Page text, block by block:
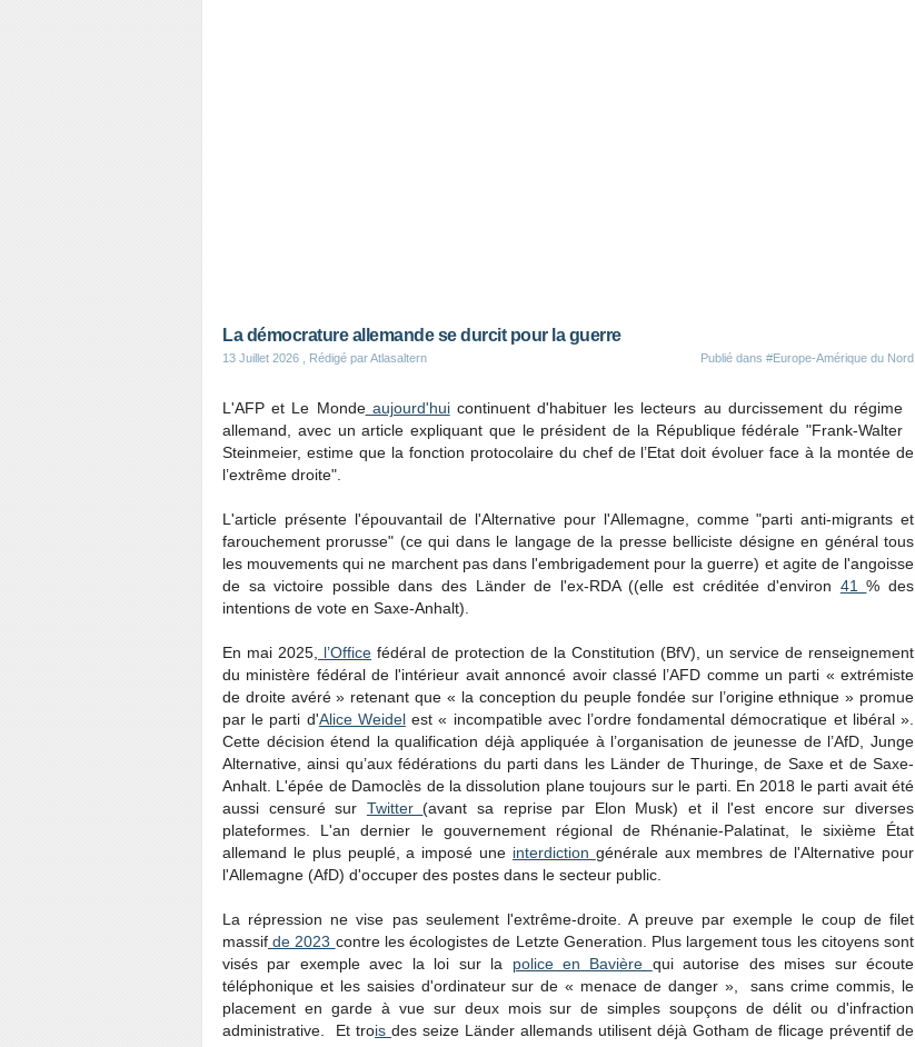
La démocrature allemande se durcit pour la guerre
13 Juillet 2026 , Rédigé par Atlasaltern Publié dans #Europe-Amérique du Nord
L'AFP et Le Mondeaujourd'huicontinuent d'habituer les lecteurs au durcissement du régime
allemand, avec un article expliquant que le président de la République fédérale "Frank-Walter
Steinmeier, estime que la fonction protocolaire du chef de l’Etat doit évoluer face à la montée de
l’extrême droite".
L'article présente l'épouvantail de l'Alternative pour l'Allemagne, comme "parti anti-migrants et
farouchement prorusse" (ce qui dans le langage de la presse belliciste désigne en général tous
les mouvements qui ne marchent pas dans l'embrigadement pour la guerre) et agite de l'angoisse
de sa victoire possible dans des Länder de l'ex-RDA ((elle est créditée d'environ 41% des
intentions de vote en Saxe-Anhalt).
En mai 2025, l’Office fédéral de protection de la Constitution (BfV), un service de renseignement
du ministère fédéral de l'intérieur avait annoncé avoir classé l’AFD comme un parti « extrémiste
de droite avéré » retenant que « la conception du peuple fondée sur l’origine ethnique » promue
par le parti d'Alice Weidelest « incompatible avec l’ordre fondamental démocratique et libéral ».
Cette décision étend la qualification déjà appliquée à l’organisation de jeunesse de l’AfD, Junge
Alternative, ainsi qu’aux fédérations du parti dans les Länder de Thuringe, de Saxe et de Saxe-
Anhalt. L'épée de Damoclès de la dissolution plane toujours sur le parti. En 2018 le parti avait été
aussi censuré sur Twitter(avant sa reprise par Elon Musk) et il l'est encore sur diverses
plateformes. L'an dernier le gouvernement régional de Rhénanie-Palatinat, le sixième État
allemand le plus peuplé, a imposé une interdiction générale aux membres de l'Alternative pour
l'Allemagne (AfD) d'occuper des postes dans le secteur public.
La répression ne vise pas seulement l'extrême-droite. A preuve par exemple le coup de filet
massif de 2023 contre les écologistes de Letzte Generation. Plus largement tous les citoyens sont
visés par exemple avec la loi sur la police en Bavière qui autorise des mises sur écoute
téléphonique et les saisies d'ordinateur sur de « menace de danger », sans crime commis, le
placement en garde à vue sur deux mois sur de simples soupçons de délit ou d'infraction
administrative. Et trois des seize Länder allemands utilisent déjà Gotham de flicage préventif de